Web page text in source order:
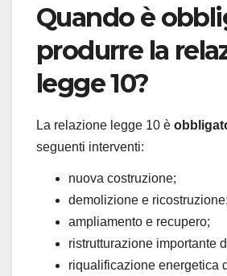
Quando è
produrre la
legge 10?
La relazione legge 10 è
seguenti interventi:
nuova costruzione;
demolizione e ricostruzione;
ampliamento e recupero;
ristrutturazione importante
riqualificazione energetica